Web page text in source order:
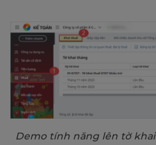
Demo tính năng lên tờ